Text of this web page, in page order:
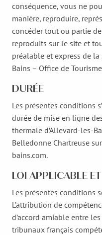
conséquence, vous ne
manière, reproduire,
concéder tout ou partie
reproduits sur le site et
préalable et express de
Bains – Office de
DURÉE
Les présentes conditions
durée de mise en ligne
thermale d’Allevard-les-
Belledonne Chartreuse
bains.com.
LOI APPLICABLE
Les présentes conditions
L’attribution de
d’accord amiable entre
tribunaux français